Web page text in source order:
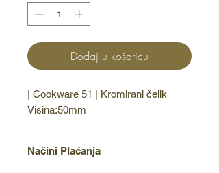
Dodaj u košaricu
| Cookware 51 | Kromirani čelik
Visina:50mm
Načini Plaćanja